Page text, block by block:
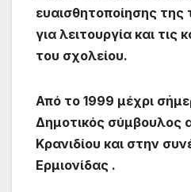
ευαισθητοποίησης της
για λειτουργία και τις
του σχολείου.
Από το 1999 μέχρι
Δημοτικός σύμβουλος
Κρανιδίου και στην
Ερμιονίδας .